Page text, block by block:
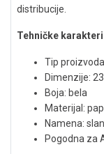
distribucije.
Tehničke
Tip
Dimenzije:
Boja: bela
Materijal:
Namena:
Pogodna za